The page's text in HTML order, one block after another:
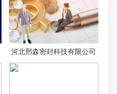
河北邢森密封科技有限公司